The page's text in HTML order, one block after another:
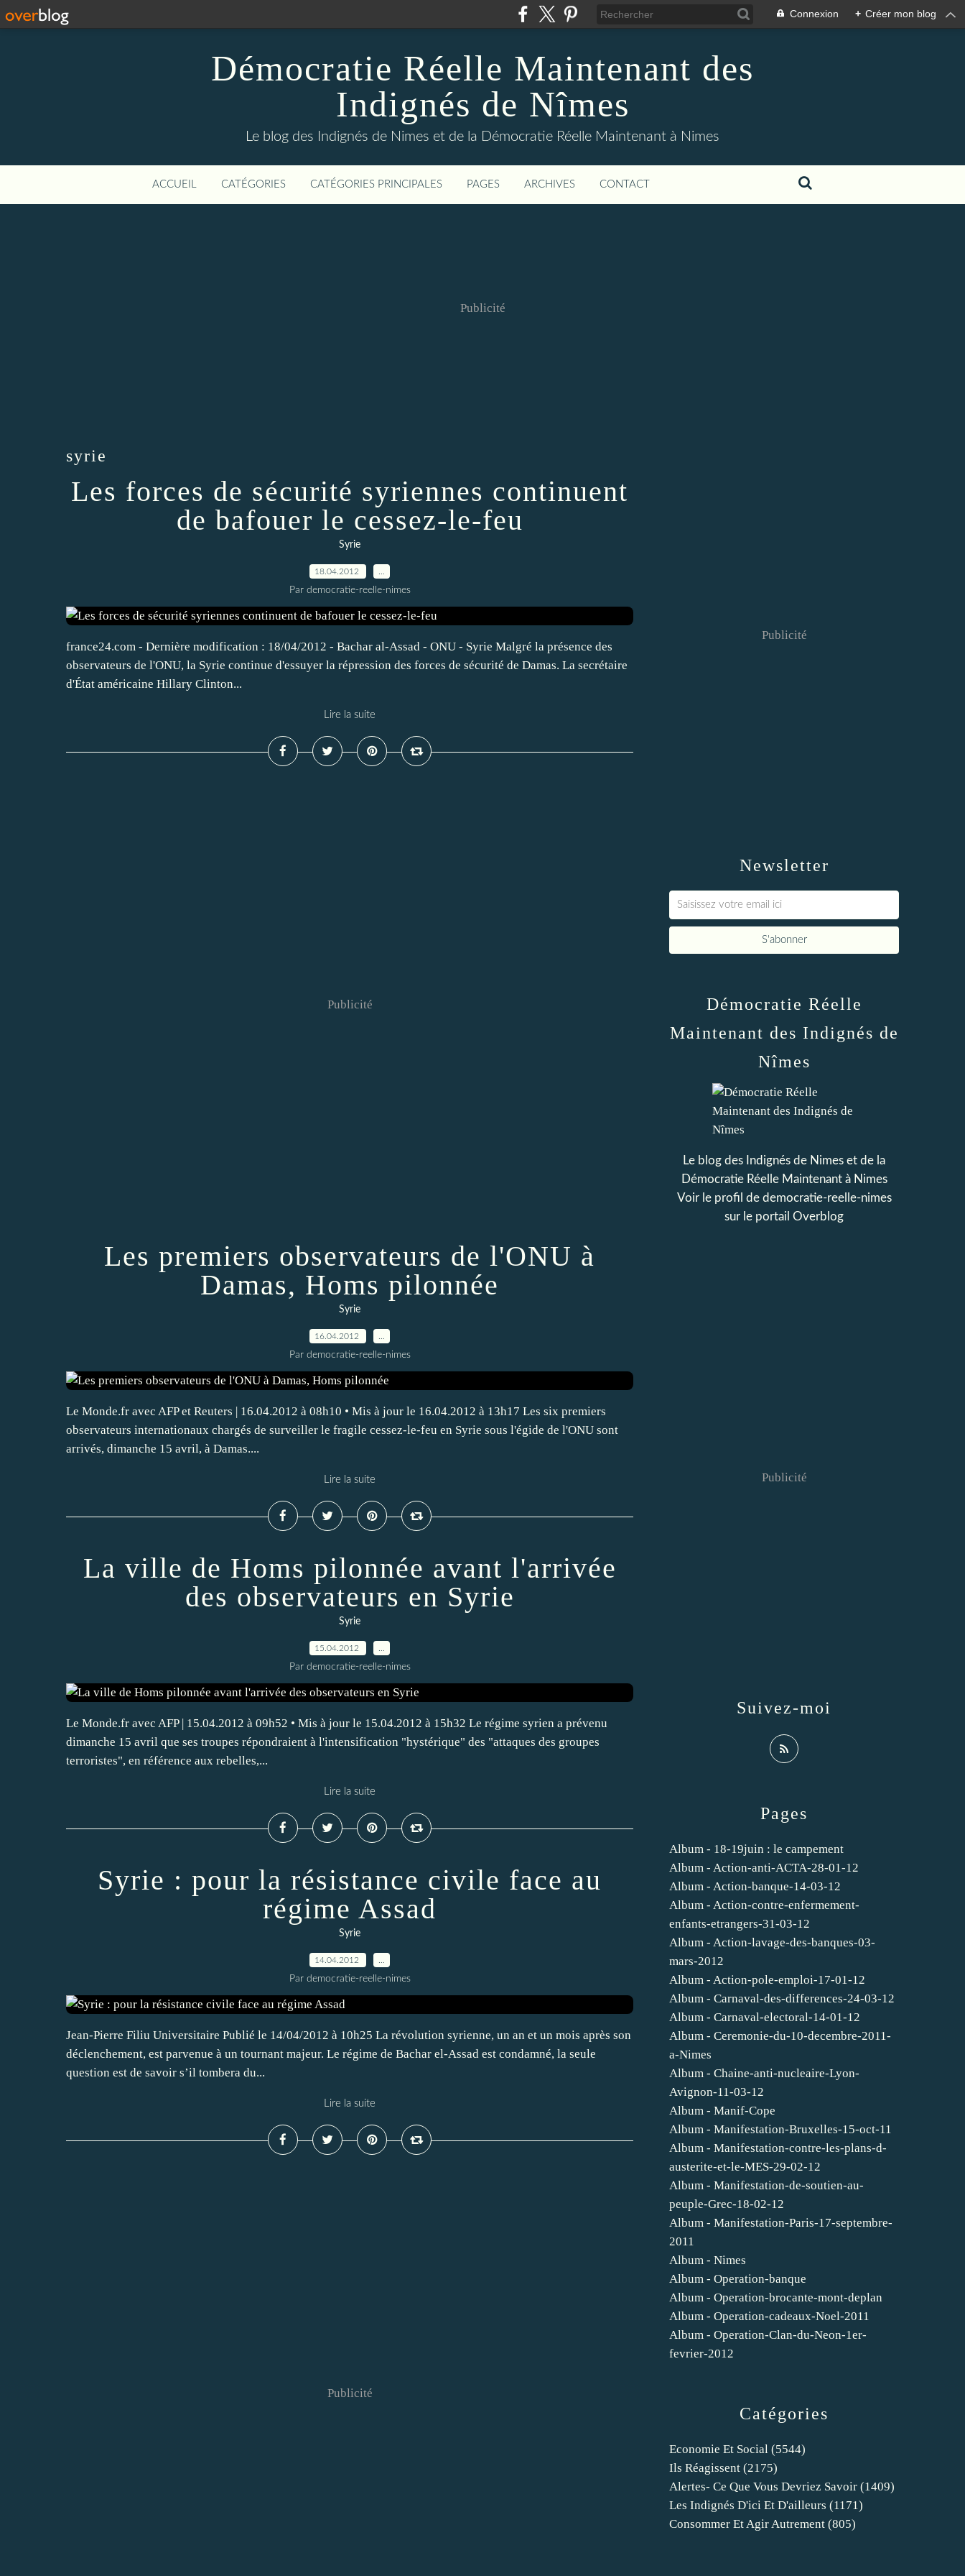
Connexion + Créer mon blog
Démocratie Réelle Maintenant des
Indignés de Nîmes
Le blog des Indignés de Nimes et de la Démocratie Réelle Maintenant à Nimes
ACCUEIL CATÉGORIES CATÉGORIES PRINCIPALES PAGES ARCHIVES CONTACT
Publicité
syrie
Les forces de sécurité syriennes continuent
de bafouer le cessez-le-feu
Syrie
18.04.2012
Par democratie-reelle-nimes
france24.com - Dernière modification : 18/04/2012 - Bachar al-Assad - ONU - Syrie Malgré la présence des
observateurs de l'ONU, la Syrie continue d'essuyer la répression des forces de sécurité de Damas. La secrétaire
d'État américaine Hillary Clinton...
Lire la suite
Publicité
Les premiers observateurs de l'ONU à
Damas, Homs pilonnée
Syrie
16.04.2012
Par democratie-reelle-nimes
Le Monde.fr avec AFP et Reuters | 16.04.2012 à 08h10 • Mis à jour le 16.04.2012 à 13h17 Les six premiers
observateurs internationaux chargés de surveiller le fragile cessez-le-feu en Syrie sous l'égide de l'ONU sont
arrivés, dimanche 15 avril, à Damas....
Lire la suite
La ville de Homs pilonnée avant l'arrivée
des observateurs en Syrie
Syrie
15.04.2012
Par democratie-reelle-nimes
Le Monde.fr avec AFP | 15.04.2012 à 09h52 • Mis à jour le 15.04.2012 à 15h32 Le régime syrien a prévenu
dimanche 15 avril que ses troupes répondraient à l'intensification "hystérique" des "attaques des groupes
terroristes", en référence aux rebelles,...
Lire la suite
Syrie : pour la résistance civile face au
régime Assad
Syrie
14.04.2012
Par democratie-reelle-nimes
Jean-Pierre Filiu Universitaire Publié le 14/04/2012 à 10h25 La révolution syrienne, un an et un mois après son
déclenchement, est parvenue à un tournant majeur. Le régime de Bachar el-Assad est condamné, la seule
question est de savoir s’il tombera du...
Lire la suite
Publicité
Newsletter
Publicité
Catégories
Economie Et Social (5544)
Ils Réagissent (2175)
Alertes- Ce Que Vous Devriez Savoir (1409)
Les Indignés D'ici Et D'ailleurs (1171)
Consommer Et Agir Autrement (805)
Pages
Album - 18-19juin : le campement
Album - Action-anti-ACTA-28-01-12
Album - Action-banque-14-03-12
Album - Action-contre-enfermement-
enfants-etrangers-31-03-12
Album - Action-lavage-des-banques-03-
mars-2012
Album - Action-pole-emploi-17-01-12
Album - Carnaval-des-differences-24-03-12
Album - Carnaval-electoral-14-01-12
Album - Ceremonie-du-10-decembre-2011-
a-Nimes
Album - Chaine-anti-nucleaire-Lyon-
Avignon-11-03-12
Album - Manif-Cope
Album - Manifestation-Bruxelles-15-oct-11
Album - Manifestation-contre-les-plans-d-
austerite-et-le-MES-29-02-12
Album - Manifestation-de-soutien-au-
peuple-Grec-18-02-12
Album - Manifestation-Paris-17-septembre-
2011
Album - Nimes
Album - Operation-banque
Album - Operation-brocante-mont-deplan
Album - Operation-cadeaux-Noel-2011
Album - Operation-Clan-du-Neon-1er-
fevrier-2012
Démocratie Réelle
Maintenant des Indignés de
Nîmes
Le blog des Indignés de Nimes et de la
Démocratie Réelle Maintenant à Nimes
Voir le profil de democratie-reelle-nimes
sur le portail Overblog
Suivez-moi
Publicité